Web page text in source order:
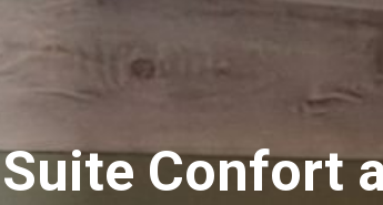
Suite Confort